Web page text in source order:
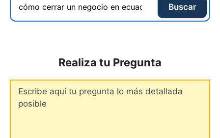
Buscar
Realiza tu Pregunta